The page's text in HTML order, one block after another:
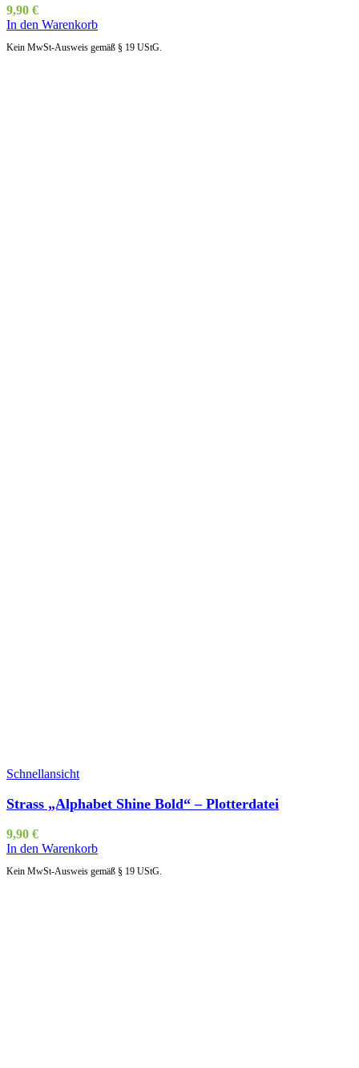
9,90 €
In den Warenkorb
Kein MwSt-Ausweis gemäß § 19 UStG.
Schnellansicht
Strass „Alphabet Shine Bold“ – Plotterdatei
9,90 €
In den Warenkorb
Kein MwSt-Ausweis gemäß § 19 UStG.